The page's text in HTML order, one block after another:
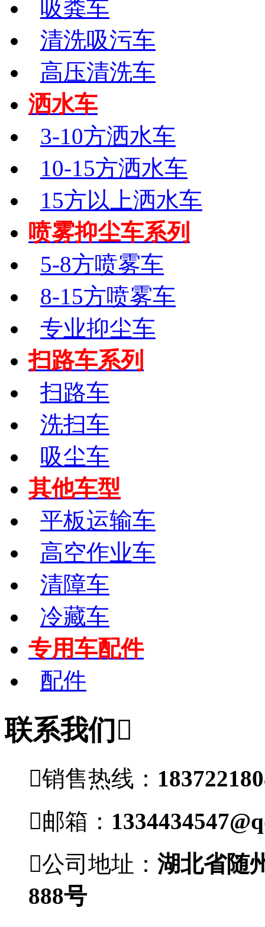
吸粪车
清洗吸污车
高压清洗车
洒水车
3-10方洒水车
10-15方洒水车
15方以上洒水车
喷雾抑尘车系列
5-8方喷雾车
8-15方喷雾车
专业抑尘车
扫路车系列
扫路车
洗扫车
吸尘车
其他车型
平板运输车
高空作业车
清障车
冷藏车
专用车配件
配件
联系我们 
销售热线：
邮箱：
公司地址： 湖北省随
888号